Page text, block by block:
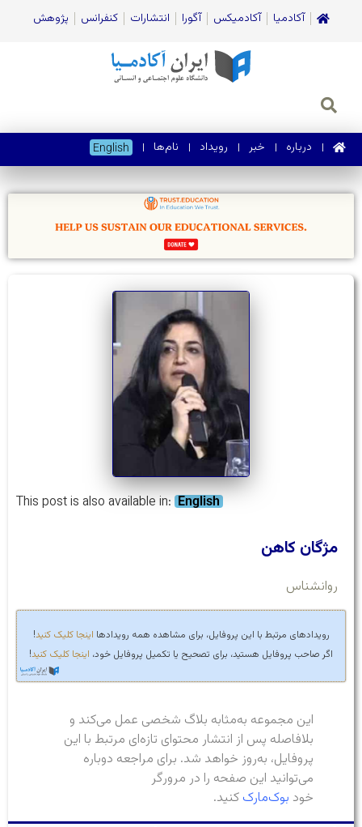
آکادمیا آکادمیکس آگورا انتشارات کنفرانس پژوهش
درباره خبر رویداد نام‌ها English
This post is also available in: English
مژگان کاهن
روانشناس
رویدادهای مرتبط با این پروفایل، برای مشاهده همه رویدادها اینجا کلیک کنید!
اگر صاحب پروفایل هستید، برای تصحیح یا تکمیل پروفایل خود، اینجا کلیک کنید!
این مجموعه به‌مثابه بلاگ شخصی عمل می‌کند و
بلافاصله پس از انتشار محتوای تازه‌ای مرتبط با این
پروفایل، به‌روز خواهد شد. برای مراجعه دوباره
می‌توانید این صفحه را در مرورگر
خود بوک‌مارککنید.